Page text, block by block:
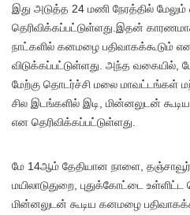
இது அடுத்த 24 மணி நேரத்தில் மேலும்
தெரிவிக்கப்பட்டுள்ளது.இதன்
நாட்களில் கனமழை பதிவாகக்கூடும்
விடுக்கப்பட்டுள்ளது. அந்த வகையில்,
மேற்கு தொடர்ச்சி மலை மாவட்டங்கள்
சில இடங்களில் இடி, மின்னலுடன்
என தெரிவிக்கப்பட்டுள்ளது.
மே 14ஆம் தேதியான நாளை, தஞ்சாவூர்,
மயிலாடுதுறை, புதுக்கோட்டை உள்ளிட்ட
மின்னலுடன் கூடிய கனமழை